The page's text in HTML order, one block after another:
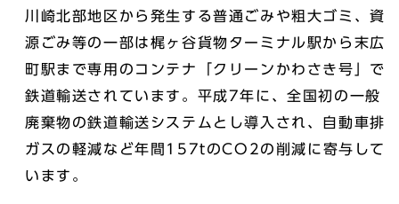
川崎北部地区から発生する普通ごみや粗大ゴミ、資
源ごみ等の一部は梶ヶ谷貨物ターミナル駅から末広
町駅まで専用のコンテナ「クリーンかわさき号」で
鉄道輸送されています。平成7年に、全国初の一般
廃棄物の鉄道輸送システムとし導入され、自動車排
ガスの軽減など年間157tのCO2の削減に寄与して
います。